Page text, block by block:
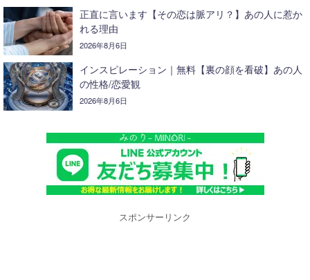
正直に言います【その恋は脈アリ？】あの人に惹か
れる理由
2026年8月6日
インスピレーション｜無料【裏の顔を看破】あの人
の性格/恋愛観
2026年8月6日
スポンサーリンク